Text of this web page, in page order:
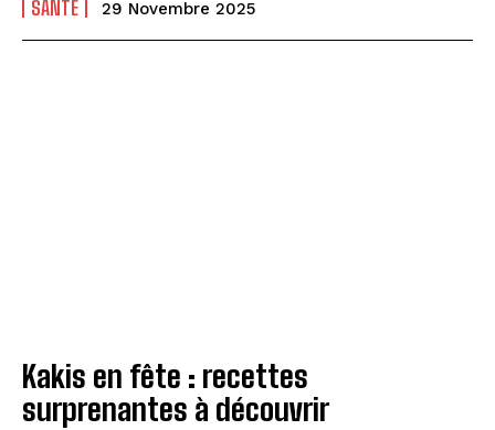
SANTÉ 29 Novembre 2025
Kakis en fête : recettes
surprenantes à découvrir